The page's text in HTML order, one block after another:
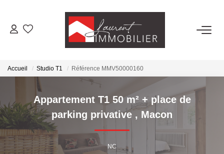
ACHETER
ESTIMER
FAIRE GÉRER
Accueil Studio T1 Référence MMV50000160
Appartement T1 50 m² + place de
parking privative , Macon
NC